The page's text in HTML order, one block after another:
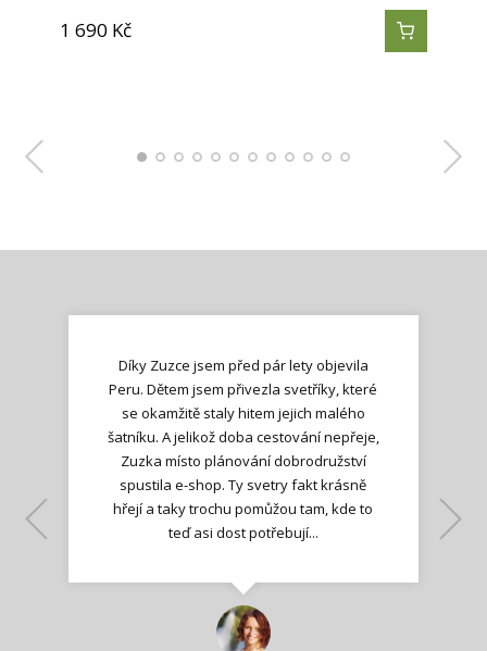
1 690 Kč
1 690 Kč
1 690 Kč
1 690 Kč
1 690 Kč
1 690 Kč
1 690 Kč
1 290 Kč
1 290 Kč
1 290 Kč
1 290 Kč
1 290 Kč
Díky Zuzce jsem před pár lety objevila
Peru. Dětem jsem přivezla svetříky, které
se okamžitě staly hitem jejich malého
šatníku. A jelikož doba cestování nepřeje,
Zuzka místo plánování dobrodružství
spustila e-shop. Ty svetry fakt krásně
hřejí a taky trochu pomůžou tam, kde to
teď asi dost potřebují...
Jana T.
Ilona M.
Lenka K.
Nadšená zpráva
Katka Perháčová
Lenka K.